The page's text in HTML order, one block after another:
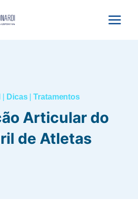
Dicas|Tratamentos
Articular do
de Atletas